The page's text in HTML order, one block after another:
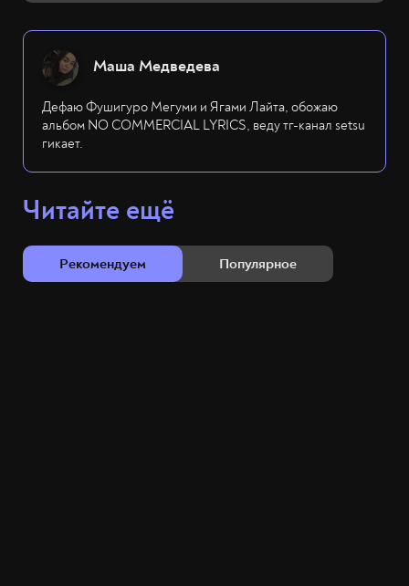
Маша Медведева
Дефаю Фушигуро Мегуми и Ягами Лайта, обожаю
альбом NO COMMERCIAL LYRICS, веду тг-канал setsu
гикает.
Читайте ещё
Рекомендуем Популярное